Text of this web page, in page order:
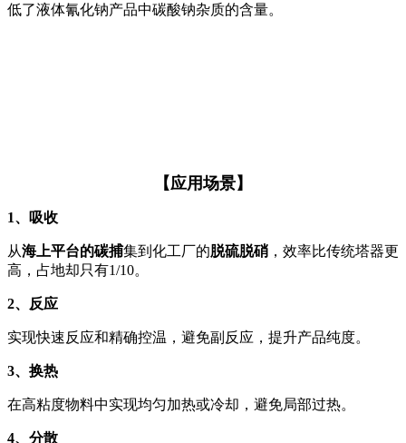
低了液体氰化钠产品中碳酸钠杂质的含量。
【应用场景】
1、吸收
从海上平台的碳捕集到化工厂的脱硫脱硝 ，效率比传统塔器更
高，占地却只有1/10。
2、反应
实现快速反应和精确控温，避免副反应，提升产品纯度。
3、换热
在高粘度物料中实现均匀加热或冷却，避免局部过热。
4、分散